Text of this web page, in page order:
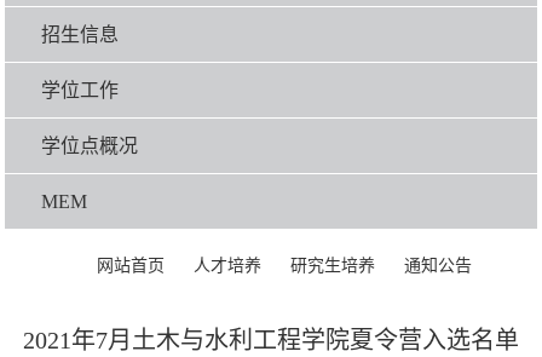
招生信息
学位工作
学位点概况
MEM
网站首页 人才培养 研究生培养 通知公告
2021年7月土木与水利工程学院夏令营入选名单